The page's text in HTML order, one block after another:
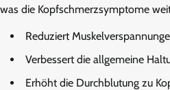
was die Kopfschmerzsymptome
Reduziert
Verbessert die allgemeine
Erhöht die Durchblutung zu